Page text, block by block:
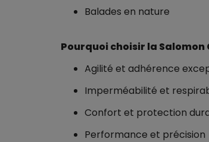
Balades en nature
Pourquoi choisir la Salomon
Agilité et adhérence
Imperméabilité et
Confort et protection
Performance et précision